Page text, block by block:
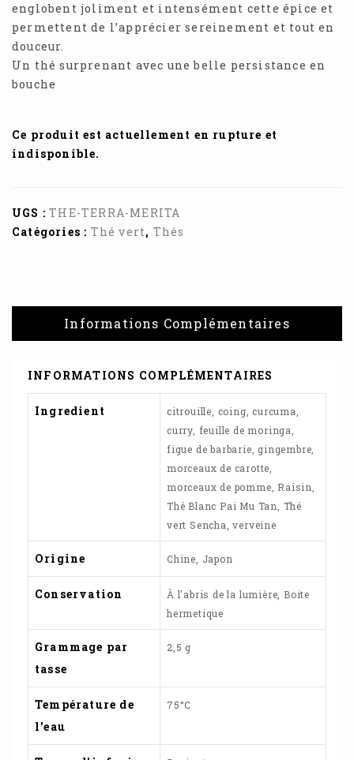
englobent joliment et intensément cette épice et
permettent de l’apprécier sereinement et tout en
douceur.
Un thé surprenant avec une belle persistance en
bouche
Ce produit est actuellement en rupture et
indisponible.
UGS :THE-TERRA-MERITA
Catégories : Thé vert, Thés
Informations Complémentaires
INFORMATIONS COMPLÉMENTAIRES
Ingredient
citrouille, coing, curcuma,
curry, feuille de moringa,
figue de barbarie, gingembre,
morceaux de carotte,
morceaux de pomme, Raisin,
Thé Blanc Pai Mu Tan, Thé
vert Sencha, verveine
Origine Chine, Japon
Conservation
À l'abris de la lumière, Boite
hermetique
Grammage par
tasse
2,5 g
Température de
l'eau
75°C